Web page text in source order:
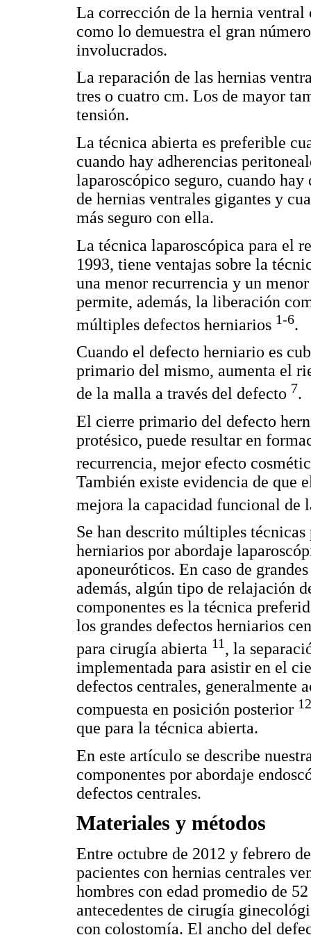
La corrección de la hernia
como lo demuestra el gran
involucrados.
La reparación de las hernias
tres o cuatro cm. Los de mayor
tensión.
La técnica abierta es preferible
cuando hay adherencias
laparoscópico seguro, cuando
de hernias ventrales gigantes y
más seguro con ella.
La técnica laparoscópica para el
1993, tiene ventajas sobre la
una menor recurrencia y un
permite, además, la liberación
múltiples defectos herniarios 1-6.
Cuando el defecto herniario es
primario del mismo, aumenta el
de la malla a través del defecto 7.
El cierre primario del defecto
protésico, puede resultar en
recurrencia, mejor efecto
También existe evidencia de que
mejora la capacidad funcional de
Se han descrito múltiples
herniarios por abordaje
aponeuróticos. En caso de
además, algún tipo de relajación
componentes es la técnica
los grandes defectos herniarios
para cirugía abierta 11, la
implementada para asistir en el
defectos centrales, generalmente
compuesta en posición posterior
que para la técnica abierta.
En este artículo se describe
componentes por abordaje
defectos centrales.
Materiales y métodos
Entre octubre de 2012 y febrero
pacientes con hernias centrales
hombres con edad promedio de
antecedentes de cirugía
con colostomía. El ancho del